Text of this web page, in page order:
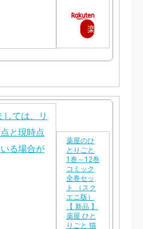
楽
天
購
薬屋のひ
とりごと
1巻～12巻
コミック
全巻セッ
ト （スク
エニ版）
【 新品 】
薬屋 ひと
りごと 猫